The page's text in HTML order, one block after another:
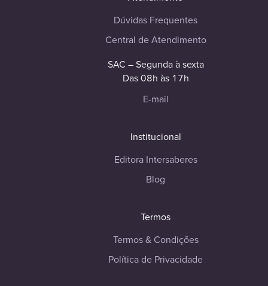
Dúvidas Frequentes
Central de Atendimento
SAC – Segunda à sexta
Das 08h às 17h
E-mail
Institucional
Editora Intersaberes
Blog
Termos
Termos & Condições
Política de Privacidade